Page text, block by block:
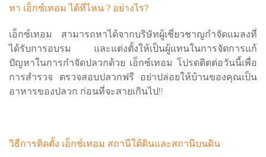
หา เอ็กซ์เทอม ได้ที่ไหน ? อย่างไร?
เอ็กซ์เทอม สามารถหาได้จากบริษัทผู้เชี่ยวชาญกำจัดแมลงที่
ได้รับการอบรม และแต่งตั้งให้เป็นผู้แทนในการจัดการแก้
ปัญหาในการกำจัดปลวกด้วย เอ็กซ์เทอม โปรดติดต่อวันนี้เพื่อ
การสำรวจ ตรวจสอบปลวกฟรี อย่าปล่อยให้บ้านของคุณเป็น
อาหารของปลวก ก่อนที่จะสายเกินไป!!
วิธีการติดตั้ง เอ็กซ์เทอม สถานีใต้ดินและสถานีบนดิน